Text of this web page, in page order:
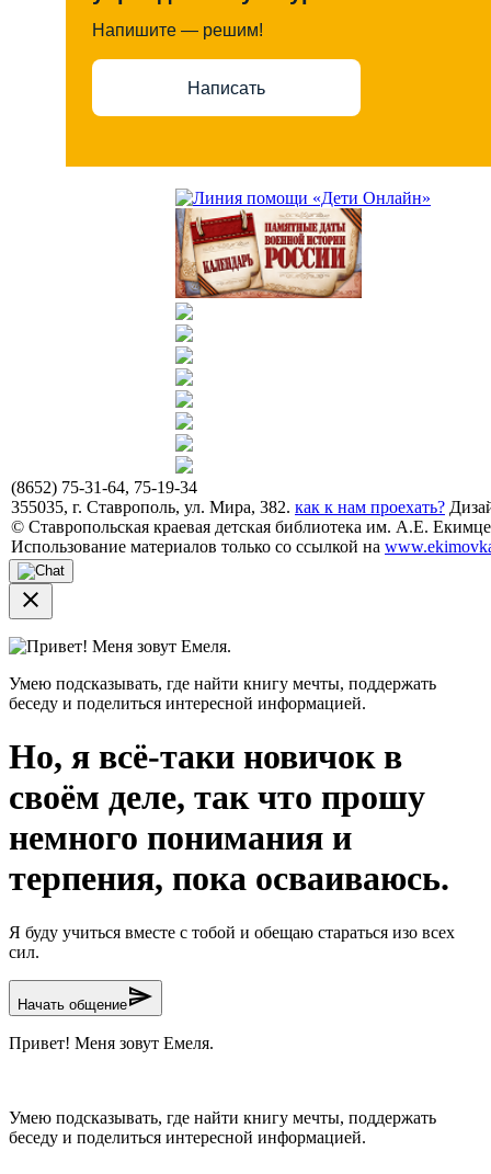
Напишите — решим!
Написать
(8652) 75-31-64, 75-19-34
355035, г. Ставрополь, ул. Мира, 382. как к нам проехать?
© Ставропольская краевая детская библиотека им. А.Е.
Использование материалов только со ссылкой на
close
Привет! Меня зовут Емеля.
Умею подсказывать, где найти книгу мечты, поддержать
беседу и поделиться интересной информацией.
Но, я всё-таки новичок в
своём деле, так что прошу
немного понимания и
терпения, пока осваиваюсь.
Я буду учиться вместе с тобой и обещаю стараться изо всех
сил.
Начать общениеsend
Привет! Меня зовут Емеля.
Умею подсказывать, где найти книгу мечты, поддержать
беседу и поделиться интересной информацией.